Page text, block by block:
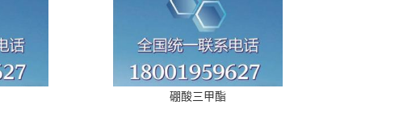
硼酸三甲酯